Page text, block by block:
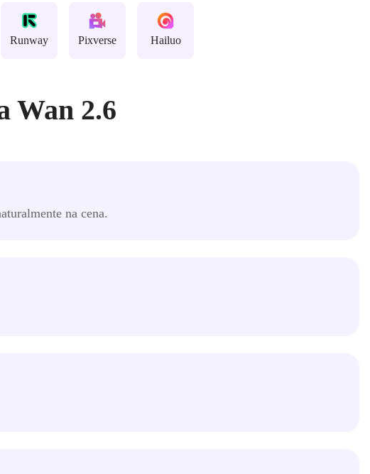
Runway Pixverse Hailuo
Wan 2.6
na cena.